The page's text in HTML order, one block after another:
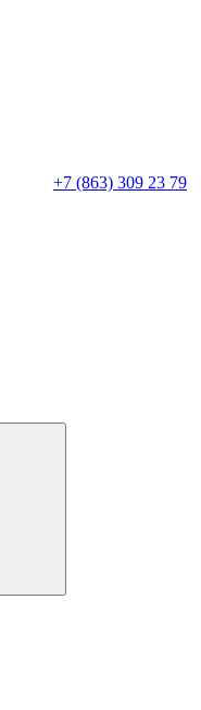
+7 (863) 309 23 79